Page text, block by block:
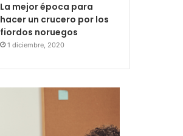
La mejor época para
hacer un crucero por los
fiordos noruegos
1 diciembre, 2020